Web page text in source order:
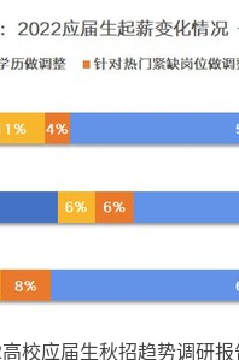
校应届生秋招趋势调研报